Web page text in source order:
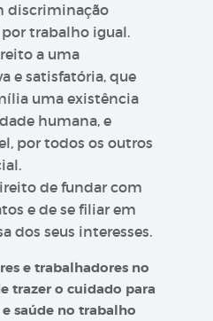
discriminação
trabalho igual.
a uma
e satisfatória, que
uma existência
humana, e
por todos os outros
de fundar com
e de se filiar em
dos seus interesses.
e trabalhadores no
trazer o cuidado para
saúde no trabalho